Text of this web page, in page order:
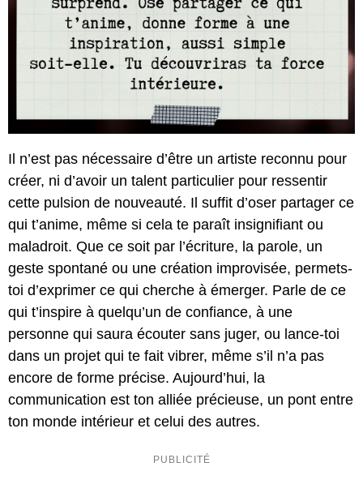
Il n’est pas nécessaire d’être un artiste reconnu pour
créer, ni d’avoir un talent particulier pour ressentir
cette pulsion de nouveauté. Il suffit d’oser partager ce
qui t’anime, même si cela te paraît insignifiant ou
maladroit. Que ce soit par l’écriture, la parole, un
geste spontané ou une création improvisée, permets-
toi d’exprimer ce qui cherche à émerger. Parle de ce
qui t’inspire à quelqu’un de confiance, à une
personne qui saura écouter sans juger, ou lance-toi
dans un projet qui te fait vibrer, même s’il n’a pas
encore de forme précise. Aujourd’hui, la
communication est ton alliée précieuse, un pont entre
ton monde intérieur et celui des autres.